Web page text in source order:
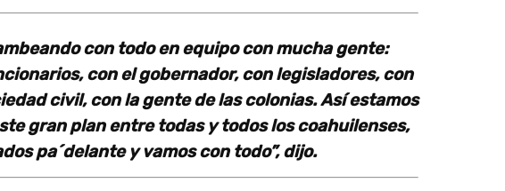
con todo en equipo con mucha gente:
con el gobernador, con legisladores, con
civil, con la gente de las colonias. Así estamos
gran plan entre todas y todos los coahuilenses,
pa´delante y vamos con todo”, dijo.